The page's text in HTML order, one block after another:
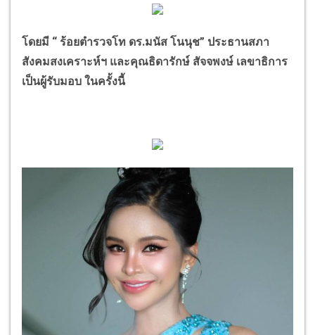
โดยมี “ ร้อยตำรวจโท ดร.มนัส โนนุช” ประธานสภา
สังคมสงเคราะห์ฯ และคุณธิดารักษ์ สัจจพงษ์ เลขาธิการ
เป็นผู้รับมอบ ในครั้งนี้